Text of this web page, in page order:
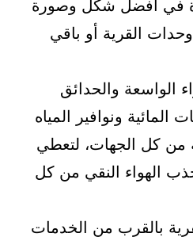
في أفضل شكل وصورة
القرية أو باقي
الواسعة والحدائق
المائية ونوافير المياه
من كل الجهات، لتعطي
الهواء النقي من كل
بالقرب من الخدمات